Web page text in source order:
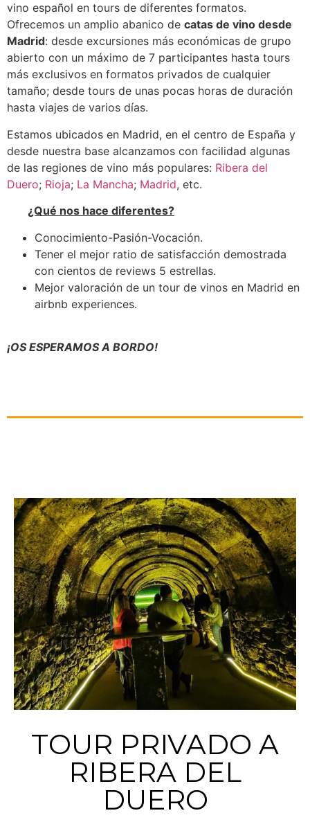
vino español en tours de diferentes formatos.
Ofrecemos un amplio abanico de catas de vino desde
Madrid: desde excursiones más económicas de grupo
abierto con un máximo de 7 participantes hasta tours
más exclusivos en formatos privados de cualquier
tamaño; desde tours de unas pocas horas de duración
hasta viajes de varios días.
Estamos ubicados en Madrid, en el centro de España y
desde nuestra base alcanzamos con facilidad algunas
de las regiones de vino más populares: Ribera del
Duero; Rioja; La Mancha; Madrid, etc.
¿Qué nos hace diferentes?
Conocimiento-Pasión-Vocación.
Tener el mejor ratio de satisfacción demostrada
con cientos de reviews 5 estrellas.
Mejor valoración de un tour de vinos en Madrid en
airbnb experiences.
¡OS ESPERAMOS A BORDO!
TOUR PRIVADO A
RIBERA DEL
DUERO